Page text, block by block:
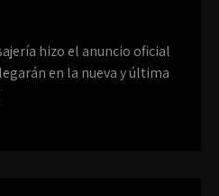
hizo el anuncio oficial
en la nueva y última